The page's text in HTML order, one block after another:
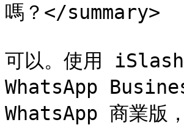
嗎？</summary>
可以。使用 iSlash
WhatsApp
WhatsApp 商業版